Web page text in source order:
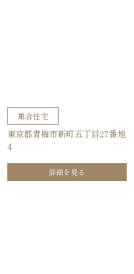
集合住宅
東京都青梅市新町五丁目27番地
4
詳細を見る